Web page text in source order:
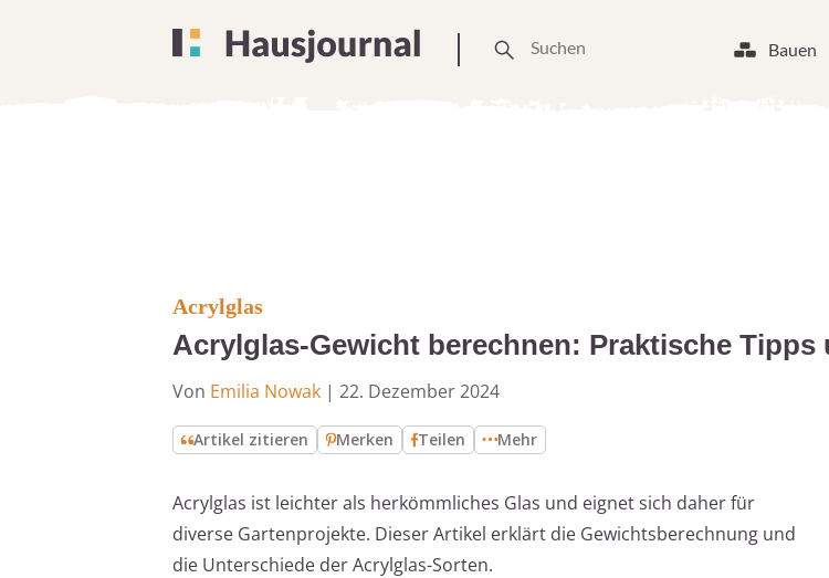
Bauen
Acrylglas
Acrylglas-Gewicht berechnen: Praktische Tipps
Von Emilia Nowak | 22. Dezember 2024
Artikel zitieren Merken Teilen Mehr
Acrylglas ist leichter als herkömmliches Glas und eignet sich daher für
diverse Gartenprojekte. Dieser Artikel erklärt die Gewichtsberechnung und
die Unterschiede der Acrylglas-Sorten.